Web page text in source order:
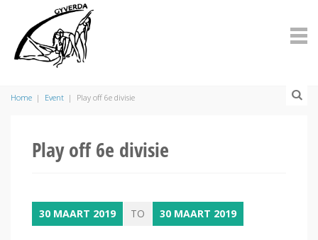
Home | Event | Play off 6e divisie
Play off 6e divisie
30 MAART 2019 TO 30 MAART 2019